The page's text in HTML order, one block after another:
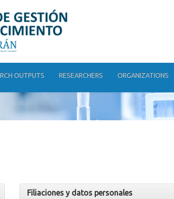
OUTPUTS RESEARCHERS ORGANIZATIONS
Filiaciones y datos personales